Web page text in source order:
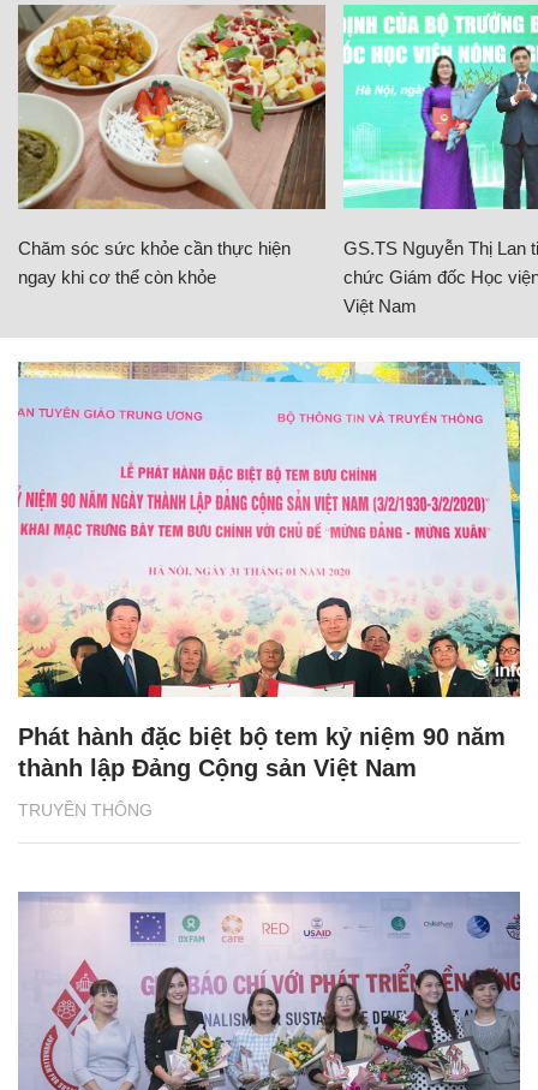
Chăm sóc sức khỏe cần thực hiện
ngay khi cơ thể còn khỏe
GS.TS Nguyễn Thị Lan
chức Giám đốc Học
Việt Nam
TRUYỀN THÔNG
Phát hành đặc biệt bộ tem kỷ niệm 90 năm
thành lập Đảng Cộng sản Việt Nam